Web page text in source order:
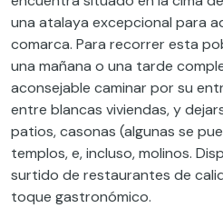
una atalaya excepcional para
comarca. Para recorrer esta
una mañana o una tarde
aconsejable caminar por su
entre blancas viviendas, y
patios, casonas (algunas se
templos, e, incluso, molinos.
surtido de restaurantes de
toque gastronómico.